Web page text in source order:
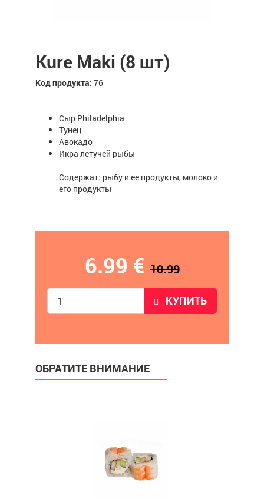
Kure Maki (8 шт)
Код продукта: 76
Сыр Philadelphia
Тунец
Авокадо
Икра летучей рыбы
Содержат: рыбу и ее продукты, молоко и
его продукты
6.99 €10.99
КУПИТЬ
ОБРАТИТЕ ВНИМАНИЕ